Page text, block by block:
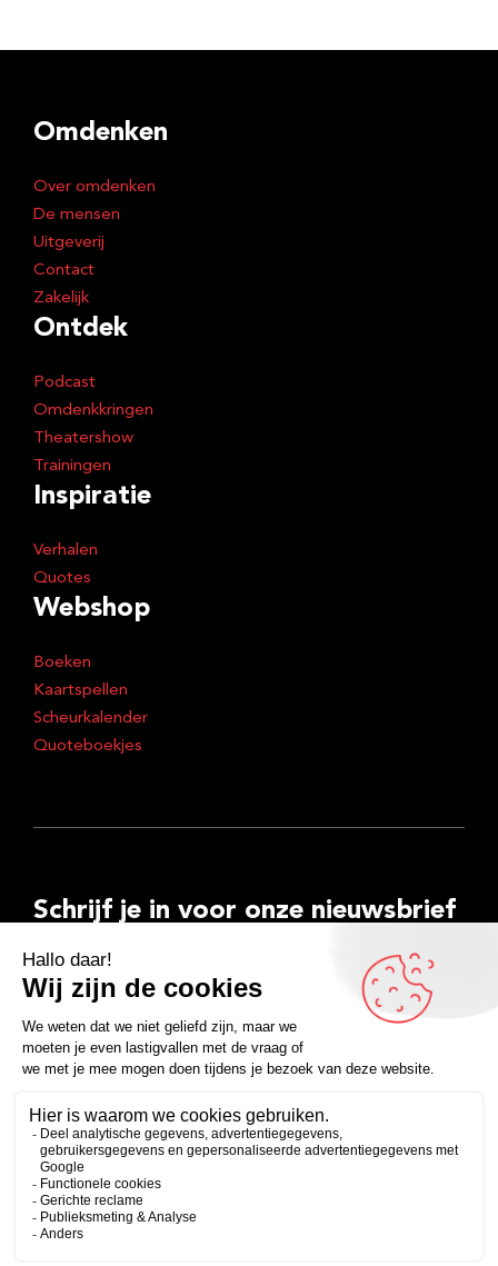
Omdenken
Over omdenken
De mensen
Uitgeverij
Contact
Zakelijk
Ontdek
Podcast
Omdenkkringen
Theatershow
Trainingen
Inspiratie
Verhalen
Quotes
Webshop
Boeken
Kaartspellen
Scheurkalender
Quoteboekjes
Schrijf je in voor onze nieuwsbrief
E-
mailadres
Inschrijven
FacebookInstagramLinkedInYouTubeSpotify
Copyright 2026